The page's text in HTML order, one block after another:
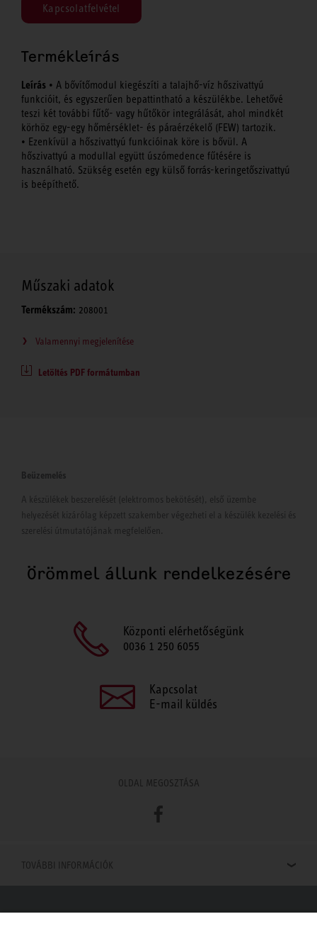
Kapcsolatfelvétel
Termékleírás
Leírás • A bővítőmodul kiegészíti a talajhő-víz hőszivattyú
funkcióit, és egyszerűen bepattintható a készülékbe. Lehetővé
teszi két további fűtő- vagy hűtőkör integrálását, ahol mindkét
körhöz egy-egy hőmérséklet- és páraérzékelő (FEW) tartozik.
• Ezenkívül a hőszivattyú funkcióinak köre is bővül. A
hőszivattyú a modullal együtt úszómedence fűtésére is
használható. Szükség esetén egy külső forrás-keringetőszivattyú
is beépíthető.
Műszaki adatok
Termékszám: 208001
Valamennyi megjelenítése
Letöltés PDF formátumban
Beüzemelés
A készülékek beszerelését (elektromos bekötését), első üzembe
helyezését kizárólag képzett szakember végezheti el a készülék kezelési és
szerelési útmutatójának megfelelően.
Örömmel állunk rendelkezésére
Központi elérhetőségünk
0036 1 250 6055
Kapcsolat
E-mail küldés
OLDAL MEGOSZTÁSA
Facebook
TOVÁBBI INFORMÁCIÓK